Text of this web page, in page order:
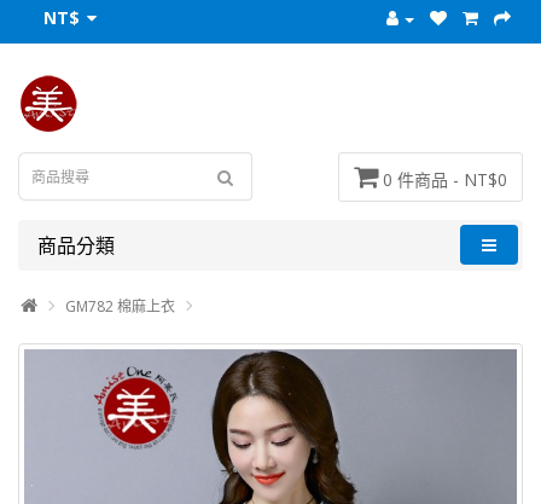
NT$
0 件商品 - NT$0
商品分類
GM782 棉麻上衣